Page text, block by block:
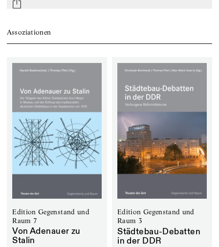
mail
Assoziationen
Edition Gegenstand und
Raum 7
Von Adenauer zu
Stalin
Edition Gegenstand und
Raum 3
Städtebau-Debatten
in der DDR